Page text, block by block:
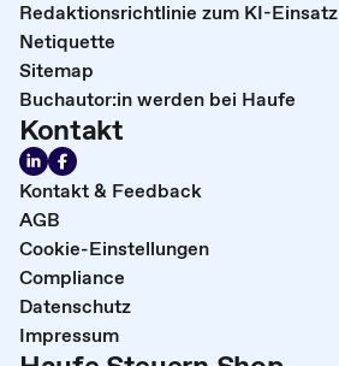
Redaktionsrichtlinie zum KI-Einsatz
Netiquette
Sitemap
Buchautor:in werden bei Haufe
Kontakt
Kontakt & Feedback
AGB
Cookie-Einstellungen
Compliance
Datenschutz
Impressum